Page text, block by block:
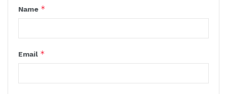
Name *
Email *